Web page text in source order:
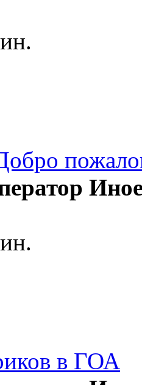
в ГОА